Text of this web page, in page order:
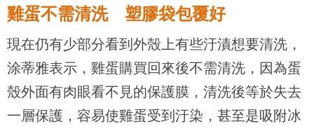
雞蛋不需清洗 塑膠袋包覆好
現在仍有少部分看到外殼上有些汙漬想要清洗，
涂蒂雅表示，雞蛋購買回來後不需清洗，因為蛋
殼外面有肉眼看不見的保護膜，清洗後等於失去
一層保護，容易使雞蛋受到汙染，甚至是吸附冰